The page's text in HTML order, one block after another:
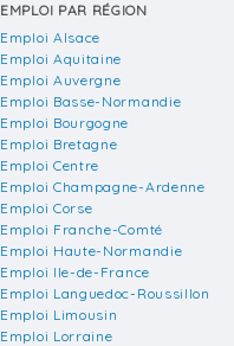
EMPLOI PAR RÉGION
Emploi Alsace
Emploi Aquitaine
Emploi Auvergne
Emploi Basse-Normandie
Emploi Bourgogne
Emploi Bretagne
Emploi Centre
Emploi Champagne-Ardenne
Emploi Corse
Emploi Franche-Comté
Emploi Haute-Normandie
Emploi Ile-de-France
Emploi Languedoc-Roussillon
Emploi Limousin
Emploi Lorraine